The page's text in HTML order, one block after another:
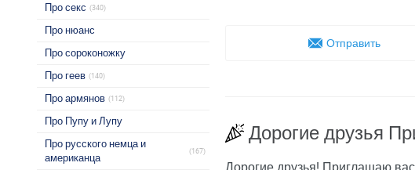
Про секс (340)
Про нюанс
Про сороконожку
Про геев (140)
Про армянов (112)
Про Пупу и Лупу
Про русского немца и
американца
(167)
Отправить
Дорогие друзья